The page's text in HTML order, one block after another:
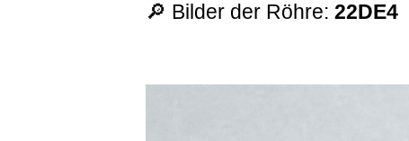
🔎 Bilder der Röhre:22DE4